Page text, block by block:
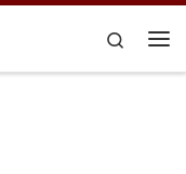
Search